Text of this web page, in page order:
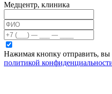
Медцентр, клиника
Нажимая кнопку отправить, вы
политикой